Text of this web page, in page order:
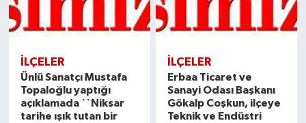
İLÇELER
Ünlü Sanatçı Mustafa
Topaloğlu yaptığı
açıklamada ``Niksar
tarihe ışık tutan bir
İLÇELER
Erbaa Ticaret ve
Sanayi Odası Başkanı
Gökalp Coşkun, ilçeye
Teknik ve Endüstri